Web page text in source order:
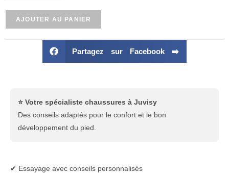
AJOUTER AU PANIER
Partagez sur Facebook ➡️
⭐ Votre spécialiste chaussures à Juvisy
Des conseils adaptés pour le confort et le bon
développement du pied.
✔ Essayage avec conseils personnalisés